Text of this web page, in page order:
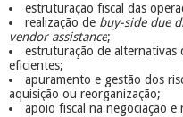
estruturação fiscal das
realização de buy-side due
vendor assistance;
estruturação de alternativas
eficientes;
apuramento e gestão dos
aquisição ou reorganização;
apoio fiscal na negociação